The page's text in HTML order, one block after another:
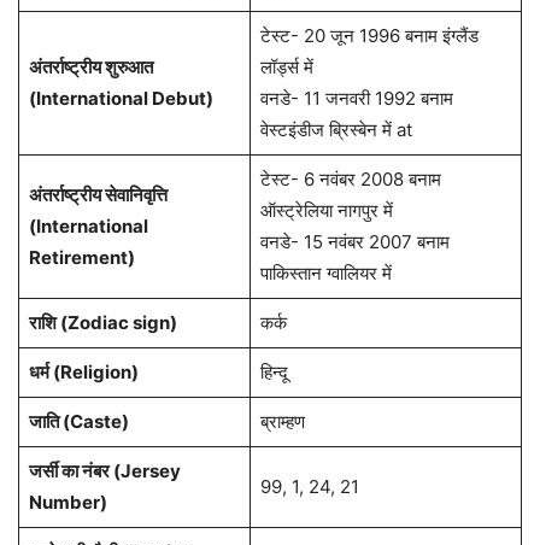
अंतर्राष्ट्रीय शुरुआत
(International Debut)
टेस्ट- 20 जून 1996 बनाम इंग्लैंड
लॉर्ड्स में
वनडे- 11 जनवरी 1992 बनाम
वेस्टइंडीज ब्रिस्बेन में at
अंतर्राष्ट्रीय सेवानिवृत्ति
(International
Retirement)
टेस्ट- 6 नवंबर 2008 बनाम
ऑस्ट्रेलिया नागपुर में
वनडे- 15 नवंबर 2007 बनाम
पाकिस्तान ग्वालियर में
राशि (Zodiac sign) कर्क
धर्म (Religion) हिन्दू
जाति (Caste) ब्राम्हण
जर्सी का नंबर (Jersey
Number)
99, 1, 24, 21